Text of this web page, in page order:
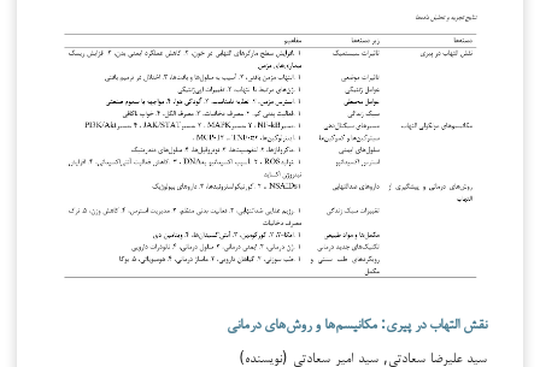
نقش التهاب در پیری: مکانیسم‌ها و روش‌های درمانی
سید علیرضا سعادتی, سید امیر سعادتی (نویسنده)